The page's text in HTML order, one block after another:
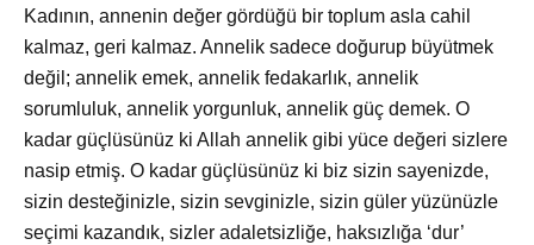
Kadının, annenin değer gördüğü bir toplum asla cahil
kalmaz, geri kalmaz. Annelik sadece doğurup büyütmek
değil; annelik emek, annelik fedakarlık, annelik
sorumluluk, annelik yorgunluk, annelik güç demek. O
kadar güçlüsünüz ki Allah annelik gibi yüce değeri sizlere
nasip etmiş. O kadar güçlüsünüz ki biz sizin sayenizde,
sizin desteğinizle, sizin sevginizle, sizin güler yüzünüzle
seçimi kazandık, sizler adaletsizliğe, haksızlığa ‘dur’